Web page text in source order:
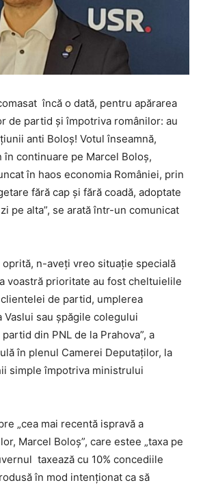
încă o dată, pentru apărarea
de partid și împotriva românilor: au
anti Boloș! Votul înseamnă,
în continuare pe Marcel Boloș,
în haos economia României, prin
fără cap și fără coadă, adoptate
pe alta”, se arată într-un comunicat
oprită, n-aveţi vreo situaţie specială
voastră prioritate au fost cheltuielile
de partid, umplerea
sau șpăgile colegului
din PNL de la Prahova”, a
în plenul Camerei Deputaţilor, la
simple împotriva ministrului
„cea mai recentă ispravă a
Marcel Boloș”, care estee „taxa pe
taxează cu 10% concediile
în mod intenționat ca să